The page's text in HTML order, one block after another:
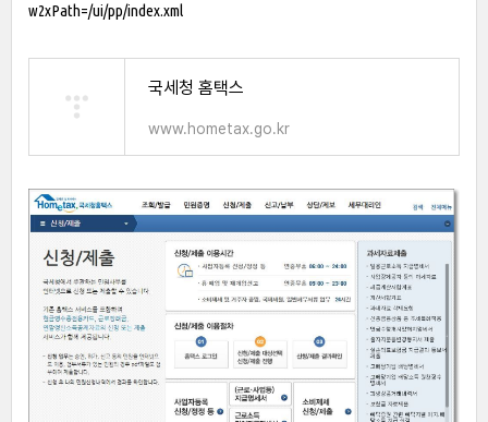
w2xPath=/ui/pp/index.xml
국세청 홈택스
www.hometax.go.kr